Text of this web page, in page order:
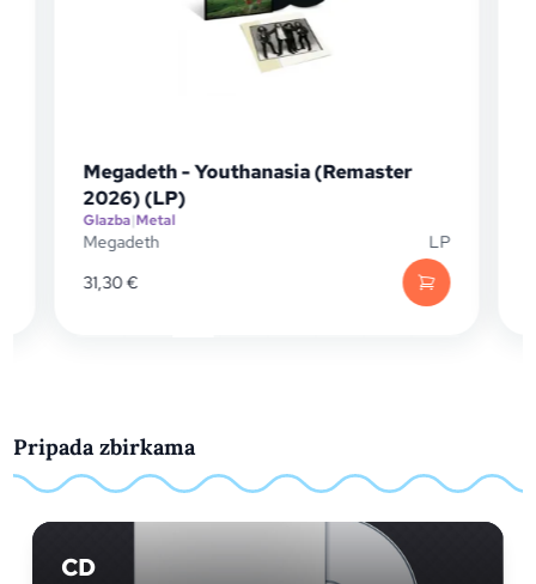
Megadeth - Youthanasia (Remaster
2026) (LP)
Glazba|Metal
Megadeth
LP
31,30€
Pripada zbirkama
CD